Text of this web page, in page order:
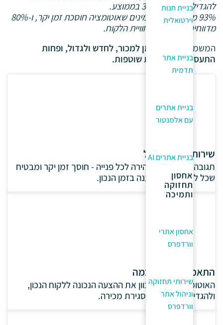
בניית חנות
וירטואלית
בניית אתר
תדמית
בניית אתרים
עם אלמנטור
בניית אתרים AI
אחסון
תחזוקה
ותמיכה
אחסון אתרי
וורדפרס
שירותי תחזוקה
וניהול אתר
וורדפרס
להגדיל יעילות ב-30% בממוצע.
93% מהמנהלים מאמינים שאוטומציה חוסכת זמן יקר, ו-80%
מדווחים על שיפור בחוויית הלקוח.
המשמעות –
יותר זמן למכור, לחדש ולגדול, ופחות
התעסקות במשימות שוטפות.
שירות לקוחות יעיל
תגובה אוטומטית ומהירה לכל פנייה - חוסך זמן יקר ומבטיח
שכל לקוח מקבל מענה בזמן הנכון.
התאמה אישית חכמה
האוטומציה יודעת לכוון את ההצעה הנכונה ללקוח הנכון,
ולהגדיל את הסיכוי לסגירת מכירה.